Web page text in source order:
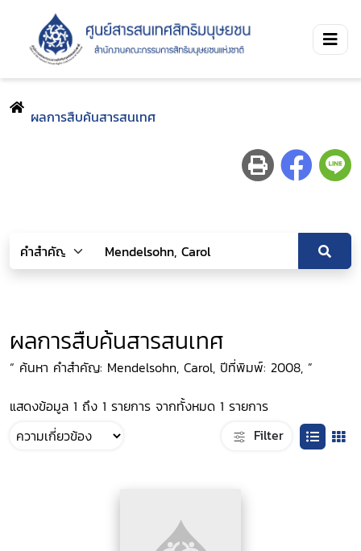
ผลการสืบค้นสารสนเทศ
ผลการสืบค้นสารสนเทศ
“ ค้นหา คำสำคัญ: Mendelsohn, Carol, ปีที่พิมพ์: 2008, ”
แสดงข้อมูล 1 ถึง 1 รายการ จากทั้งหมด 1 รายการ
Filter